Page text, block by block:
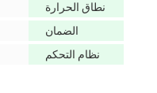
نطاق الحرارة
الضمان
نظام التحكم